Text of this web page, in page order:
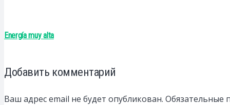
Energía muy alta
Добавить комментарий
Ваш адрес email не будет опубликован. Обязательные